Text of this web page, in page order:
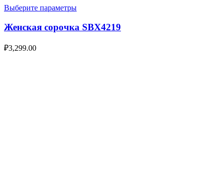
Выберите параметры
Женская сорочка SBX4219
₽3,299.00